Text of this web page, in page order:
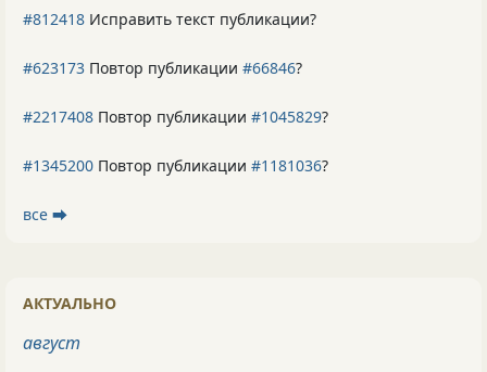
#812418 Исправить текст публикации?
#623173 Повтор публикации #66846?
#2217408 Повтор публикации #1045829?
#1345200 Повтор публикации #1181036?
все ⮕
АКТУАЛЬНО
август